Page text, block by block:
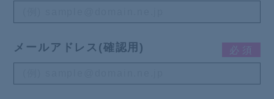
メールアドレス(確認用) 必 須